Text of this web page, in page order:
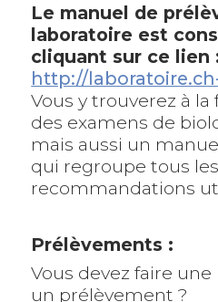
Le manuel de
laboratoire est
cliquant sur ce lien
http://
Vous y trouverez à
des examens de
mais aussi un
qui regroupe tous
recommandations
Prélèvements :
Vous devez faire
un prélèvement ?